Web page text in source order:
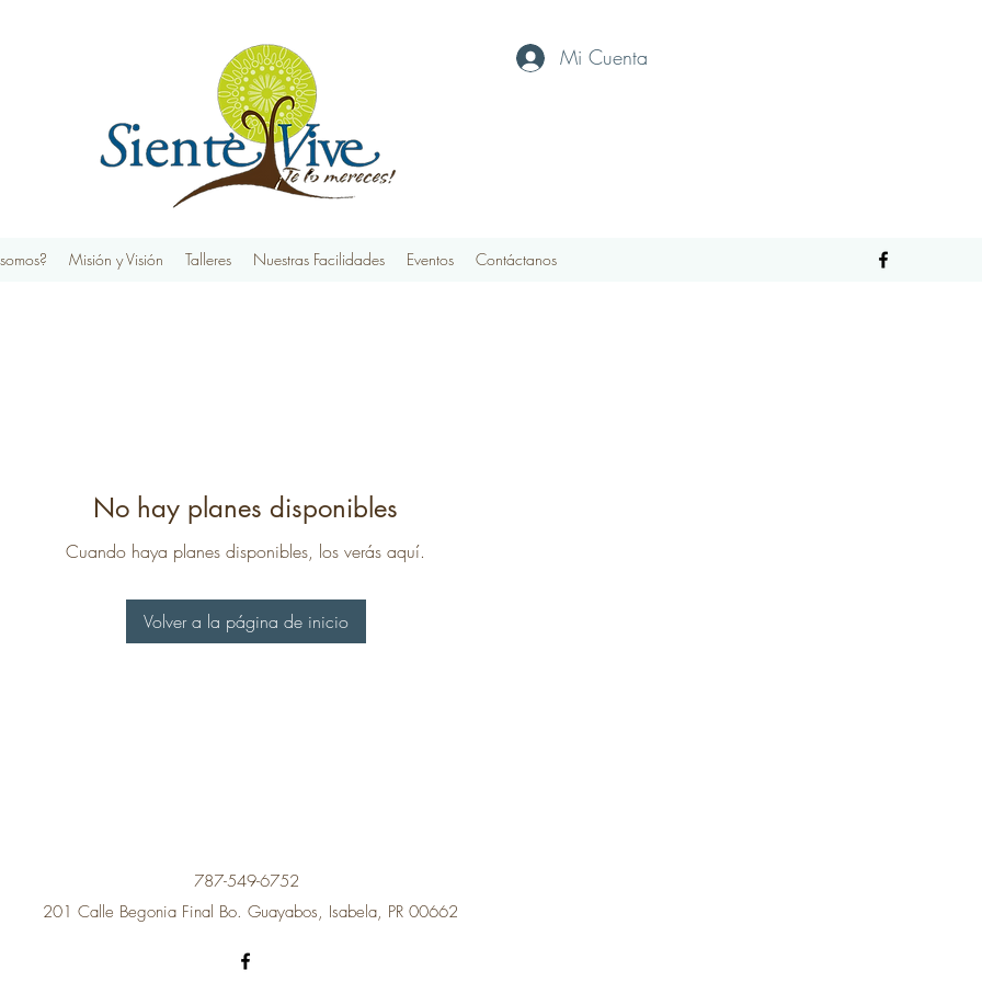
Mi Cuenta
Misión y Visión Talleres Nuestras Facilidades Eventos Contáctanos
No hay planes disponibles
Cuando haya planes disponibles, los verás aquí.
Volver a la página de inicio
787-549-6752
201 Calle Begonia Final Bo. Guayabos, Isabela, PR 00662